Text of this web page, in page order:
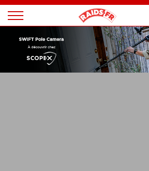
Magazine
Panneau de gestion des cookies